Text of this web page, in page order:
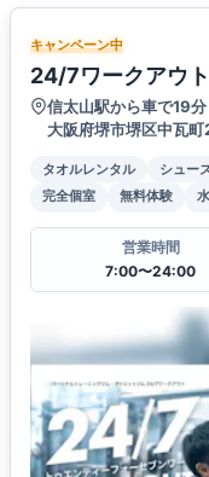
キャンペーン中
24/7ワークアウ
信太山駅から車で19分
大阪府堺市堺区中瓦
タオルレンタル シュー
完全個室
無料体験
営業時間
7:00〜24:00